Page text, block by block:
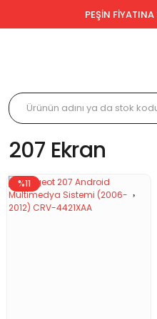
PEŞİN
207 Ekran
%11